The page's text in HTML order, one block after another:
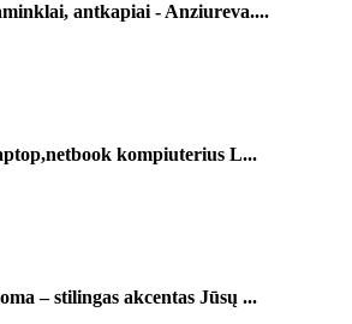
antkapiai - Anziureva....
kompiuterius L...
– stilingas akcentas Jūsų ...